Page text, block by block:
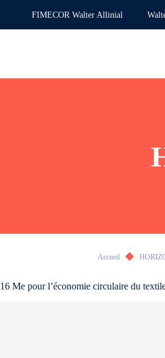
FIMECOR Walter Allinial
Accueil
16 Me pour l’économie circulaire du